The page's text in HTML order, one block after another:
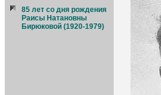
85 лет со дня рождения
Раисы Натановны
Бирюковой (1920-1979)